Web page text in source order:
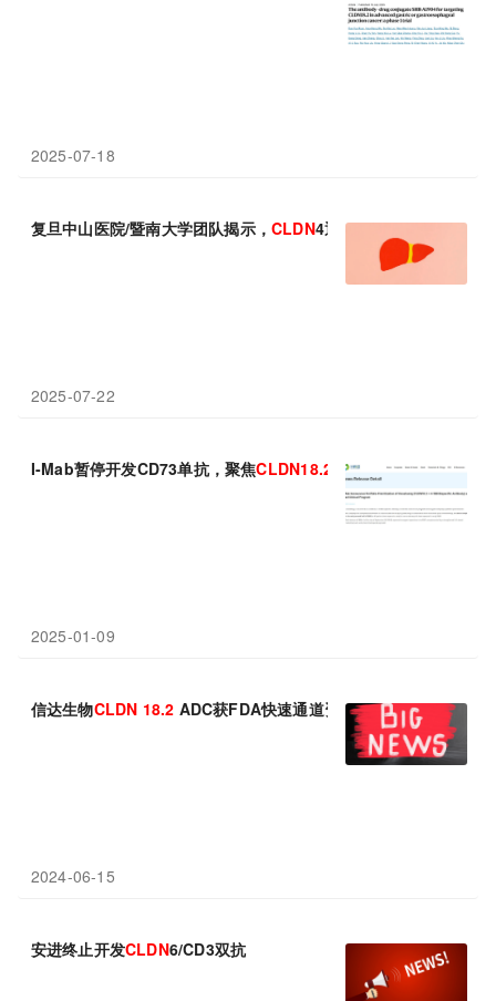
2025-07-18
复旦中山医院/暨南大学团队揭示，CLDN4通过诱导细胞谱系转换
2025-07-22
I-Mab暂停开发CD73单抗，聚焦CLDN18.2 /4-1BB双抗
2025-01-09
信达生物CLDN 18.2 ADC获FDA快速通道资格认定，治疗晚期胰
2024-06-15
安进终止开发CLDN6/CD3双抗